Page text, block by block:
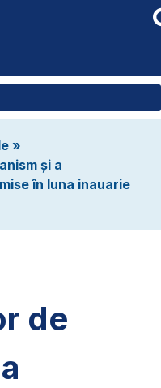
»
și a
în luna inauarie
de